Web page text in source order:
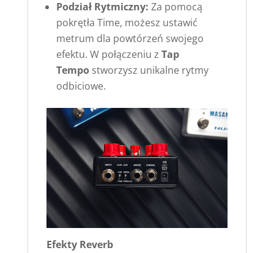
Podział Rytmiczny: Za pomocą
pokrętła Time, możesz ustawić
metrum dla powtórzeń swojego
efektu. W połączeniu z Tap
Tempo stworzysz unikalne rytmy
odbiciowe.
Efekty Reverb